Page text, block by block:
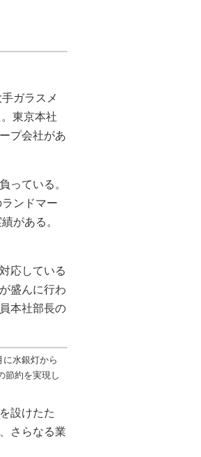
ガラスメ
東京本社
プ会社があ
っている。
ンドマー
がある。
応している
盛んに行わ
本社部長の
水銀灯から
節約を実現し
設けたた
さらなる業